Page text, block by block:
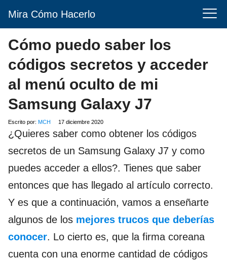
Mira Cómo Hacerlo
Cómo puedo saber los
códigos secretos y acceder
al menú oculto de mi
Samsung Galaxy J7
Escrito por: MCH 17 diciembre 2020
¿Quieres saber como obtener los códigos
secretos de un Samsung Galaxy J7 y como
puedes acceder a ellos?. Tienes que saber
entonces que has llegado al artículo correcto.
Y es que a continuación, vamos a enseñarte
algunos de los mejores trucos que deberías
conocer. Lo cierto es, que la firma coreana
cuenta con una enorme cantidad de códigos